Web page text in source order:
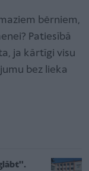
bērniem,
Patiesībā
ja kārtīgi visu
bez lieka